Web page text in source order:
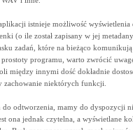
istnieje możliwość wyświetlenia
(o ile został zapisany w jej
zadań, które na bieżąco
programu, warto zwrócić
między innymi dość dokładnie
zachowanie niektórych funkcji.
odtworzenia, mamy do dyspozycji
ona jednak czytelna, a wyświetlane